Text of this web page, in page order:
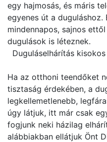
egy hajmosás, és máris
egyenes út a
mindennapos, sajnos
dugulások is léteznek.
Duguláselhárítás kisokos
Ha az otthoni teendőket
tisztaság érdekében, a
legkellemetlenebb,
úgy látjuk, itt már csak
fogjunk neki házilag
alábbiakban ellátjuk Önt